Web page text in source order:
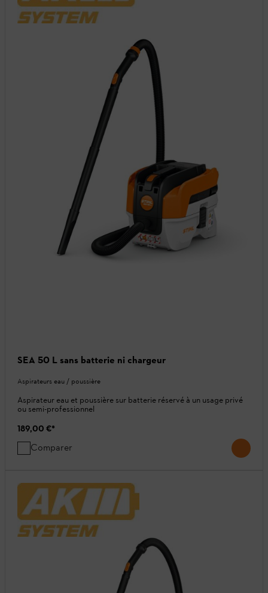
SEA 50 L sans batterie ni chargeur
Aspirateurs eau / poussière
Aspirateur eau et poussière sur batterie réservé à un usage privé
ou semi-professionnel
189,00 €*
Comparer